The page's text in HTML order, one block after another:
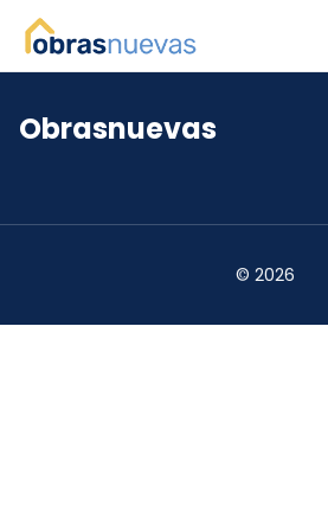
*
Obrasnuevas
© 2026